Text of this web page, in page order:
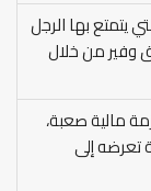
يتمتع بها الرجل
وفير من خلال
مالية صعبة،
تعرضه إلى